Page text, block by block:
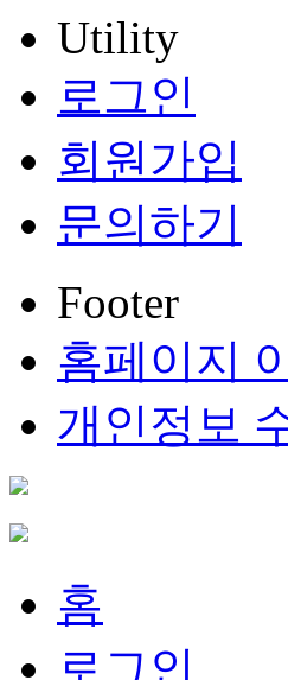
Utility
로그인
회원가입
문의하기
Footer
홈페이지
개인정보
홈
로그인